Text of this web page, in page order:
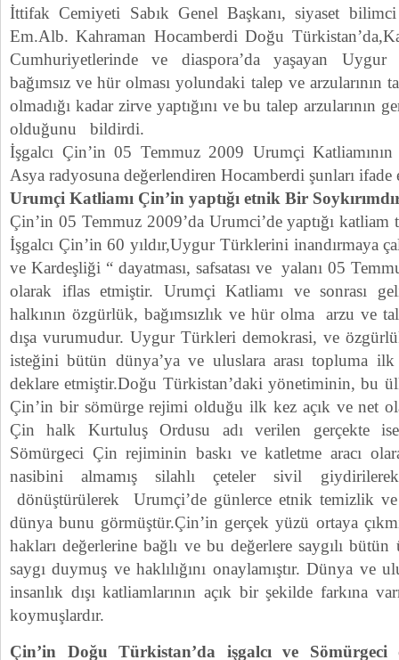
İttifak Cemiyeti Sabık Genel Başkanı, siyaset
Em.Alb. Kahraman Hocamberdi Doğu
Cumhuriyetlerinde ve diaspora’da yaşayan
bağımsız ve hür olması yolundaki talep ve
olmadığı kadar zirve yaptığını ve bu talep arzularının
olduğunu bildirdi.
İşgalcı Çin’in 05 Temmuz 2009 Urumçi
Asya radyosuna değerlendiren Hocamberdi şunları ifade
Urumçi Katliamı Çin’in yaptığı etnik Bir
Çin’in 05 Temmuz 2009’da Urumci’de yaptığı katliam
İşgalcı Çin’in 60 yıldır,Uygur Türklerini inandırmaya
ve Kardeşliği “ dayatması, safsatası ve yalanı 05
olarak iflas etmiştir. Urumçi Katliamı ve sonrası
halkının özgürlük, bağımsızlık ve hür olma arzu ve
dışa vurumudur. Uygur Türkleri demokrasi, ve
isteğini bütün dünya’ya ve uluslara arası topluma
deklare etmiştir.Doğu Türkistan’daki yönetiminin, bu
Çin’in bir sömürge rejimi olduğu ilk kez açık ve net
Çin halk Kurtuluş Ordusu adı verilen gerçekte
Sömürgeci Çin rejiminin baskı ve katletme aracı
nasibini almamış silahlı çeteler sivil
dönüştürülerek Urumçi’de günlerce etnik temizlik ve
dünya bunu görmüştür.Çin’in gerçek yüzü ortaya
hakları değerlerine bağlı ve bu değerlere saygılı
saygı duymuş ve haklılığını onaylamıştır. Dünya ve
insanlık dışı katliamlarının açık bir şekilde farkına
koymuşlardır.
Çin’in Doğu Türkistan’da işgalcı ve